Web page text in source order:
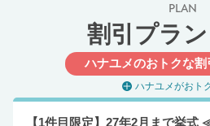
PLAN
割引プラ
ハナユメのおトクな
ハナユメがおト
【1件目限定】27年2月まで挙式